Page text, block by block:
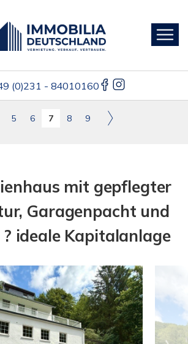
(0)231 - 84010160
5 6 7 8 9
mit gepflegter
Garagenpacht und
ideale Kapitalanlage